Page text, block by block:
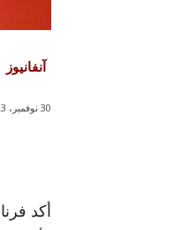
آنفانيوز
30 نوفمبر، 2023
أكد